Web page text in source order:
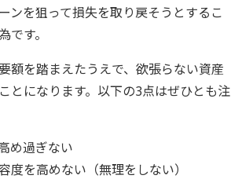
ンを狙って損失を取り戻そうとするこ
です。
額を踏まえたうえで、欲張らない資産
とになります。以下の3点はぜひとも注
め過ぎない
度を高めない（無理をしない）